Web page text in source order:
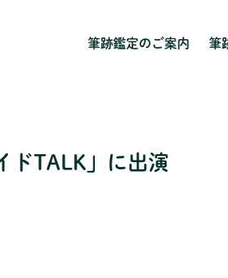
筆跡鑑定のご案内 筆
ドTALK」に出演